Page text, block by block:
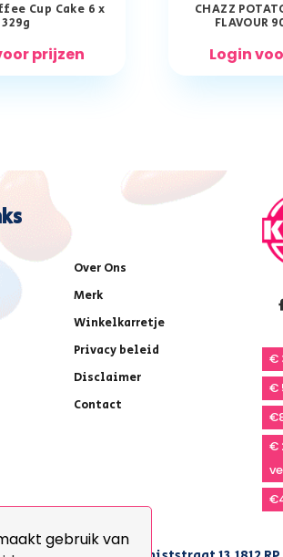
gebruik van
Cup Cake 6 x
329g
prijzen
CHAZZ
FLAVOUR
Login
Over Ons
Merk
Winkelkarretje
Privacy beleid
Disclaimer
Contact
€
€
€